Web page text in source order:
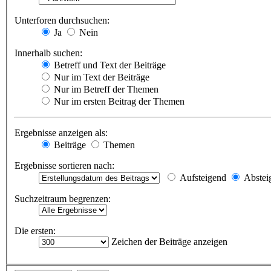
Unterforen durchsuchen:
Ja
Nein
Innerhalb suchen:
Betreff und Text der Beiträge
Nur im Text der Beiträge
Nur im Betreff der Themen
Nur im ersten Beitrag der Themen
Ergebnisse anzeigen als:
Beiträge
Themen
Ergebnisse sortieren nach:
Aufsteigend
Suchzeitraum begrenzen:
Die ersten:
Zeichen der Beiträge anzeigen